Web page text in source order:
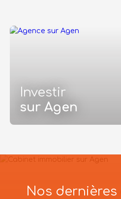
Investir
sur Agen
Nos dernières